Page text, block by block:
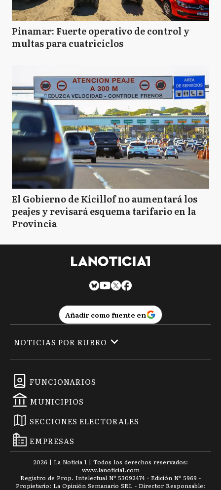
Pinamar: Fuerte operativo de control y
multas para cuatriciclos
El Gobierno de Kicillof no aumentará los
peajes y revisará esquema tarifario en la
Provincia
Añadir como fuente en
FUNCIONARIOS
MUNICIPIOS
SECCIONES ELECTORALES
EMPRESAS
NOTICIAS POR RUBRO
2026 | La Noticia 1 | Todos los derechos reservados:
www.lanoticia1.com
Registro de Prop. Intelectual Nº 53092474 · Edición Nº 5969 -
Propietario: La Opinión Semanario SRL - Director Responsable: